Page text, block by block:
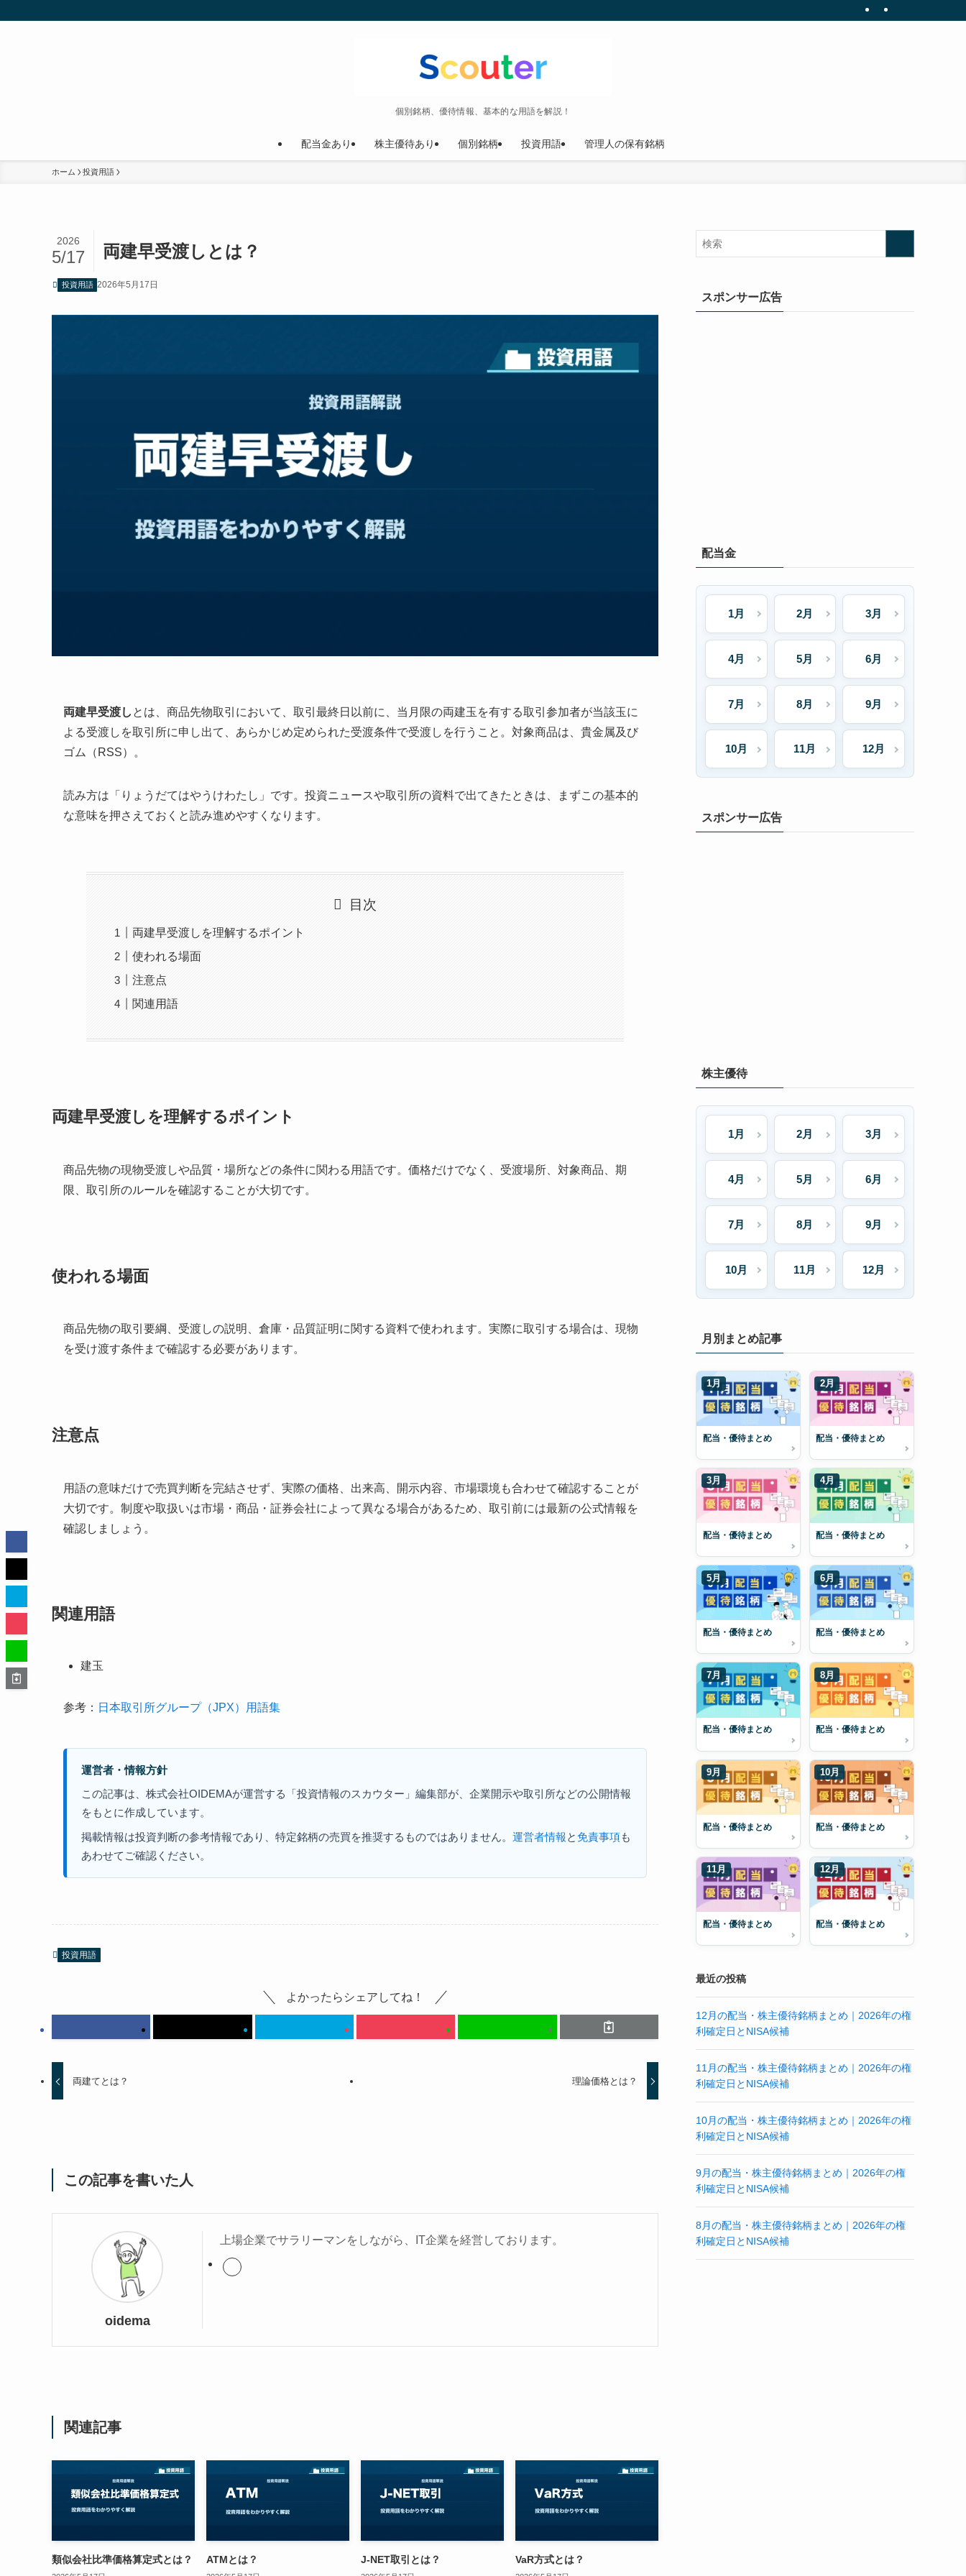
個別銘柄、優待情報、基本的な用語を解説！
配当金あり 株主優待あり 個別銘柄 投資用語 管理人の保有銘柄
ホーム 投資用語
両建早受渡しとは？
2026
5/17
投資用語 2026年5月17日
両建早受渡し とは、商品先物取引において、取引最終日以前に、当月限の両建玉を有する取引参加者が当該玉に
よる受渡しを取引所に申し出て、あらかじめ定められた受渡条件で受渡しを行うこと。対象商品は、貴金属及び
ゴム（RSS）。
読み方は「りょうだてはやうけわたし」です。投資ニュースや取引所の資料で出てきたときは、まずこの基本的
な意味を押さえておくと読み進めやすくなります。
目次
両建早受渡しを理解するポイント
使われる場面
注意点
関連用語
両建早受渡しを理解するポイント
商品先物の現物受渡しや品質・場所などの条件に関わる用語です。価格だけでなく、受渡場所、対象商品、期
限、取引所のルールを確認することが大切です。
使われる場面
商品先物の取引要綱、受渡しの説明、倉庫・品質証明に関する資料で使われます。実際に取引する場合は、現物
を受け渡す条件まで確認する必要があります。
注意点
用語の意味だけで売買判断を完結させず、実際の価格、出来高、開示内容、市場環境も合わせて確認することが
大切です。制度や取扱いは市場・商品・証券会社によって異なる場合があるため、取引前には最新の公式情報を
確認しましょう。
関連用語
建玉
参考： 日本取引所グループ（JPX）用語集
運営者・情報方針
この記事は、株式会社OIDEMAが運営する「投資情報のスカウター」編集部が、企業開示や取引所などの公開情報
をもとに作成しています。
掲載情報は投資判断の参考情報であり、特定銘柄の売買を推奨するものではありません。 運営者情報と免責事項も
あわせてご確認ください。
投資用語
よかったらシェアしてね！
両建てとは？ 理論価格とは？
この記事を書いた人
oidema
上場企業でサラリーマンをしながら、IT企業を経営しております。
関連記事
類似会社比準価格算定式とは？ ATMとは？ J-NET取引とは？ VaR方式とは？
スポンサー広告
配当金
1月 2月 3月
4月 5月 6月
7月 8月 9月
10月 11月 12月
スポンサー広告
株主優待
1月 2月 3月
4月 5月 6月
7月 8月 9月
10月 11月 12月
月別まとめ記事
1月
配当・優待まとめ
2月
配当・優待まとめ
3月
配当・優待まとめ
4月
配当・優待まとめ
5月
配当・優待まとめ
6月
配当・優待まとめ
7月
配当・優待まとめ
8月
配当・優待まとめ
9月
配当・優待まとめ
10月
配当・優待まとめ
11月
配当・優待まとめ
12月
配当・優待まとめ
最近の投稿
12月の配当・株主優待銘柄まとめ｜2026年の権
利確定日とNISA候補
11月の配当・株主優待銘柄まとめ｜2026年の権
利確定日とNISA候補
10月の配当・株主優待銘柄まとめ｜2026年の権
利確定日とNISA候補
9月の配当・株主優待銘柄まとめ｜2026年の権
利確定日とNISA候補
8月の配当・株主優待銘柄まとめ｜2026年の権
利確定日とNISA候補